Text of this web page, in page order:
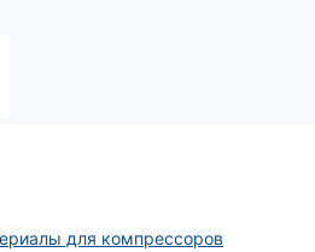
для компрессоров